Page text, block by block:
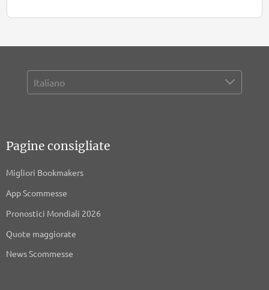
Pagine consigliate
Migliori Bookmakers
App Scommesse
Pronostici Mondiali 2026
Quote maggiorate
News Scommesse